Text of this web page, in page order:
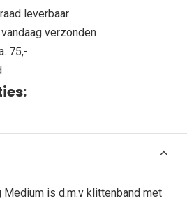
leverbaar
verzonden
75,-
Medium is d.m.v klittenband met